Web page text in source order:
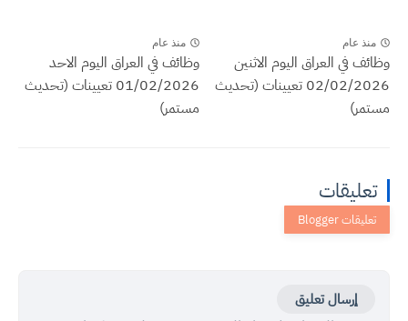
منذ عام
وظائف في العراق اليوم الاثنين
02/02/2026 تعيينات (تحديث
مستمر)
منذ عام
وظائف في العراق اليوم الاحد
01/02/2026 تعيينات (تحديث
مستمر)
تعليقات
إرسال تعليق